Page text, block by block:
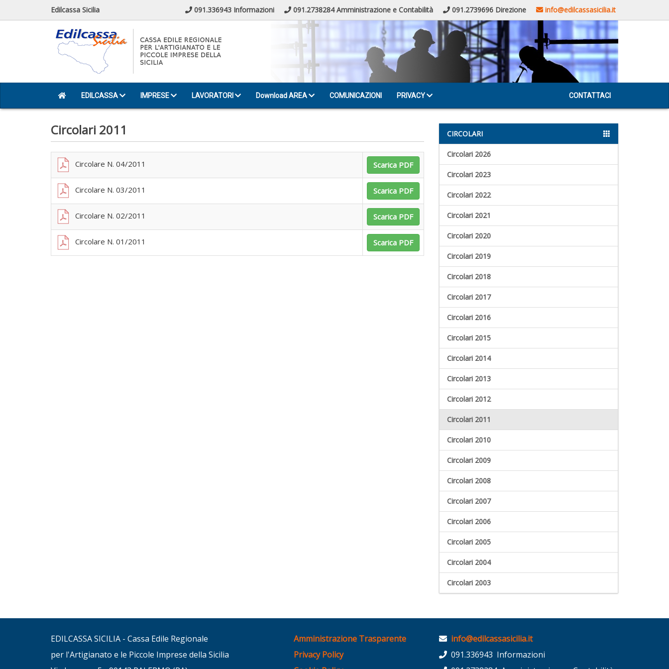
Edilcassa Sicilia 091.336943 Informazioni 091.2738284 Amministrazione e Contabilità 091.2739696 Direzione info@edilcassasicilia.it
EDILCASSA IMPRESE LAVORATORI Download AREA COMUNICAZIONI PRIVACY CONTATTACI
Circolari 2011
Circolare N. 04/2011 Scarica PDF
Circolare N. 03/2011 Scarica PDF
Circolare N. 02/2011 Scarica PDF
Circolare N. 01/2011 Scarica PDF
CIRCOLARI
Circolari 2026
Circolari 2023
Circolari 2022
Circolari 2021
Circolari 2020
Circolari 2019
Circolari 2018
Circolari 2017
Circolari 2016
Circolari 2015
Circolari 2014
Circolari 2013
Circolari 2012
Circolari 2011
Circolari 2010
Circolari 2009
Circolari 2008
Circolari 2007
Circolari 2006
Circolari 2005
Circolari 2004
Circolari 2003
EDILCASSA SICILIA - Cassa Edile Regionale
per l'Artigianato e le Piccole Imprese della Sicilia
Amministrazione Trasparente
Privacy Policy
info@edilcassasicilia.it
091.336943 Informazioni